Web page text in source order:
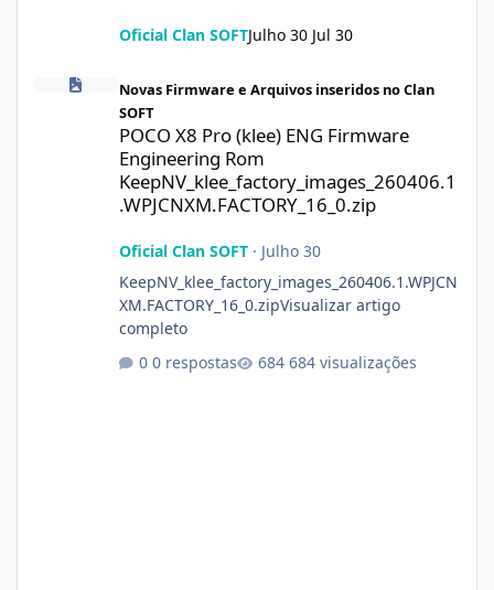
Oficial Clan SOFTJulho 30 Jul 30
POCO X8 Pro (klee) ENG Firmware Engineering Rom
Novas Firmware e Arquivos inseridos no Clan
SOFT
POCO X8 Pro (klee) ENG Firmware
Engineering Rom
KeepNV_klee_factory_images_260406.1
.WPJCNXM.FACTORY_16_0.zip
Oficial Clan SOFT· Julho 30
KeepNV_klee_factory_images_260406.1.WPJCN
XM.FACTORY_16_0.zipVisualizar artigo
completo
0 respostas
684 visualizações